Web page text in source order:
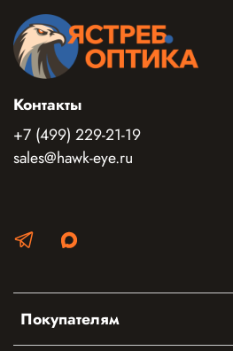
Покупателям
Контакты
+7 (499) 229-21-19
sales@hawk-eye.ru